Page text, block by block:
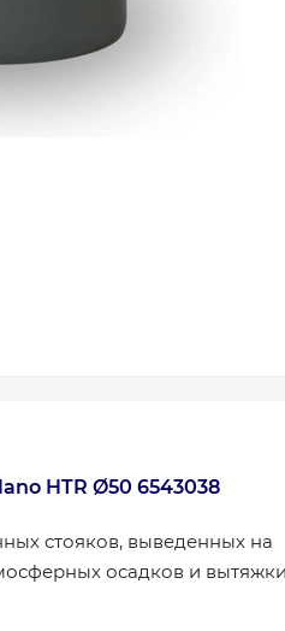
HTR Ø50 6543038
стояков, выведенных на
осадков и вытяжки